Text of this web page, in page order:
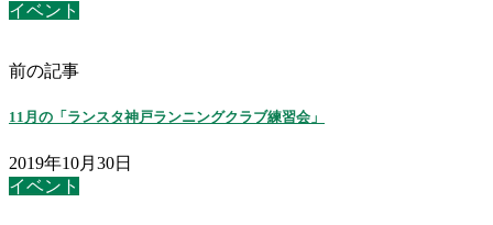
イベント
前の記事
11月の「ランスタ神戸ランニングクラブ練習会」
2019年10月30日
イベント